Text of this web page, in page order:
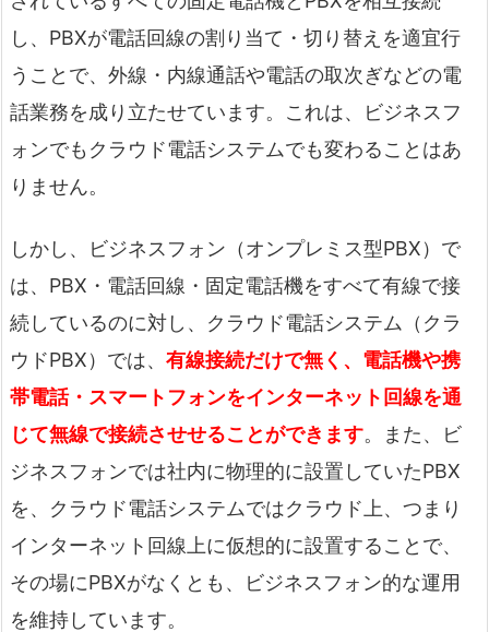
し、PBXが電話回線の割り当て・切り替えを適宜行
うことで、外線・内線通話や電話の取次ぎなどの電
話業務を成り立たせています。これは、ビジネスフ
ォンでもクラウド電話システムでも変わることはあ
りません。
しかし、ビジネスフォン（オンプレミス型PBX）で
は、PBX・電話回線・固定電話機をすべて有線で接
続しているのに対し、クラウド電話システム（クラ
ウドPBX）では、 有線接続だけで無く、電話機や携
帯電話・スマートフォンをインターネット回線を通
じて無線で接続させせることができます。また、ビ
ジネスフォンでは社内に物理的に設置していたPBX
を、クラウド電話システムではクラウド上、つまり
インターネット回線上に仮想的に設置することで、
その場にPBXがなくとも、ビジネスフォン的な運用
を維持しています。